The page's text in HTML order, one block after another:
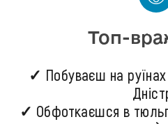
Топ-
✓ Побуваєш на
✓ Обфоткаєшся в